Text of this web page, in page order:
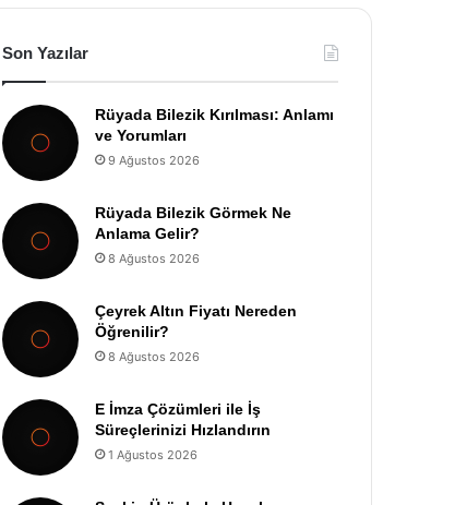
Son Yazılar
Rüyada Bilezik Kırılması: Anlamı
ve Yorumları
9 Ağustos 2026
Rüyada Bilezik Görmek Ne
Anlama Gelir?
8 Ağustos 2026
Çeyrek Altın Fiyatı Nereden
Öğrenilir?
8 Ağustos 2026
E İmza Çözümleri ile İş
Süreçlerinizi Hızlandırın
1 Ağustos 2026